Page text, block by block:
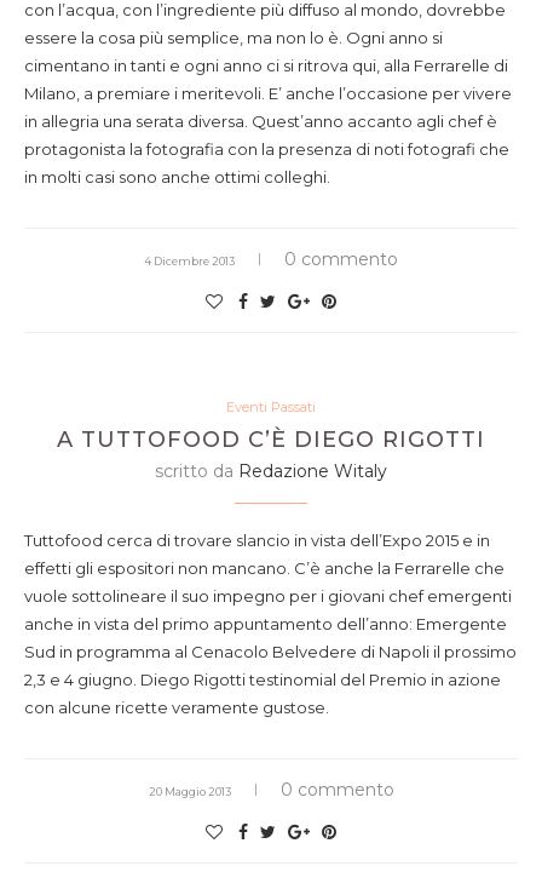
con l’acqua, con l’ingrediente più diffuso al mondo, dovrebbe
essere la cosa più semplice, ma non lo è. Ogni anno si
cimentano in tanti e ogni anno ci si ritrova qui, alla Ferrarelle di
Milano, a premiare i meritevoli. E’ anche l’occasione per vivere
in allegria una serata diversa. Quest’anno accanto agli chef è
protagonista la fotografia con la presenza di noti fotografi che
in molti casi sono anche ottimi colleghi.
4 Dicembre 2013 0 commento
Eventi Passati
A TUTTOFOOD C’È DIEGO RIGOTTI
scritto da Redazione Witaly
Tuttofood cerca di trovare slancio in vista dell’Expo 2015 e in
effetti gli espositori non mancano. C’è anche la Ferrarelle che
vuole sottolineare il suo impegno per i giovani chef emergenti
anche in vista del primo appuntamento dell’anno: Emergente
Sud in programma al Cenacolo Belvedere di Napoli il prossimo
2,3 e 4 giugno. Diego Rigotti testinomial del Premio in azione
con alcune ricette veramente gustose.
20 Maggio 2013 0 commento